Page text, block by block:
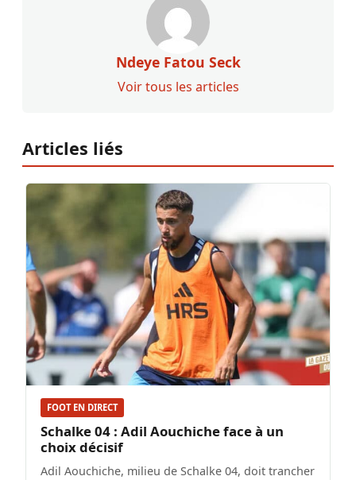
Ndeye Fatou Seck
Voir tous les articles
Articles liés
FOOT EN DIRECT
Schalke 04 : Adil Aouchiche face à un
choix décisif
Adil Aouchiche, milieu de Schalke 04, doit trancher